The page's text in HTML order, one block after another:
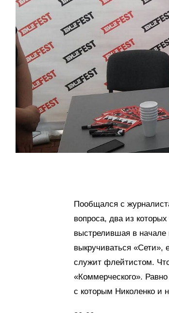
Пообщался с
вопроса, два из
выстрелившая в начале
выкручиваться «Сети»,
служит флейтистом.
«Коммерческого».
с которым Николенко и